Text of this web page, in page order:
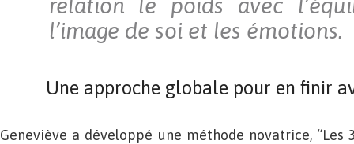
relation le poids avec
l’image de soi et les émotions.
Une approche globale pour en finir
Geneviève a développé une méthode novatrice, “Les